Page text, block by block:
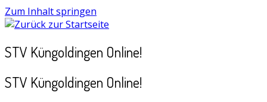
Zum Inhalt springen
STV Küngoldingen Online!
STV Küngoldingen Online!